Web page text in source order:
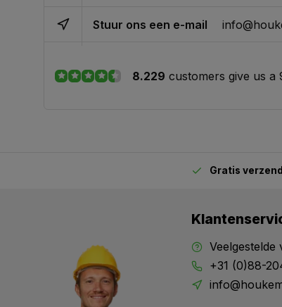
Stuur ons een e-mail
8.229 customers give us a
Gratis
Veelgestelde
+31 (0)88-